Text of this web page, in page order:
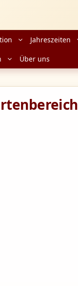
Jahreszeiten
Über uns